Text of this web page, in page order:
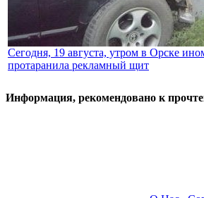
Сегодня, 19 августа, утром в Орске
протаранила рекламный щит
Информация, рекомендовано к